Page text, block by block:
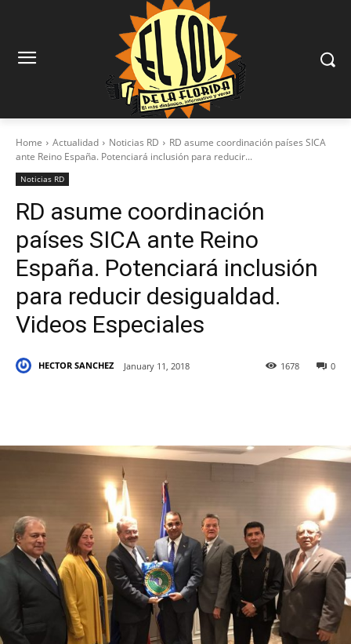
Home Actualidad Noticias RD
RD asume coordinación países SICA
ante Reino España. Potenciará inclusión para reducir...
Noticias RD
RD asume coordinación
países SICA ante Reino
España. Potenciará inclusión
para reducir desigualdad.
Videos Especiales
HECTOR SANCHEZ January 11, 2018 0
1678